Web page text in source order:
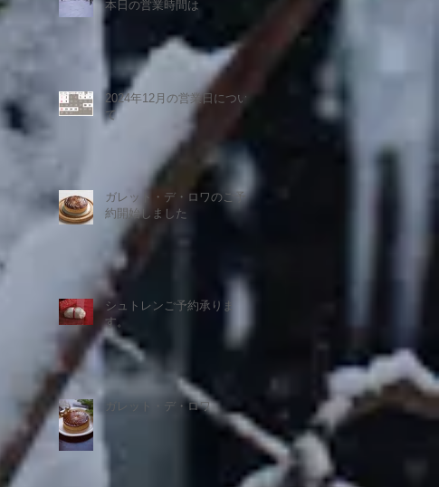
本日の営業時間は
2024年12月の営業日につい
て
ガレット・デ・ロワのご予
約開始しました
シュトレンご予約承りま
す。
ガレット・デ・ロワ